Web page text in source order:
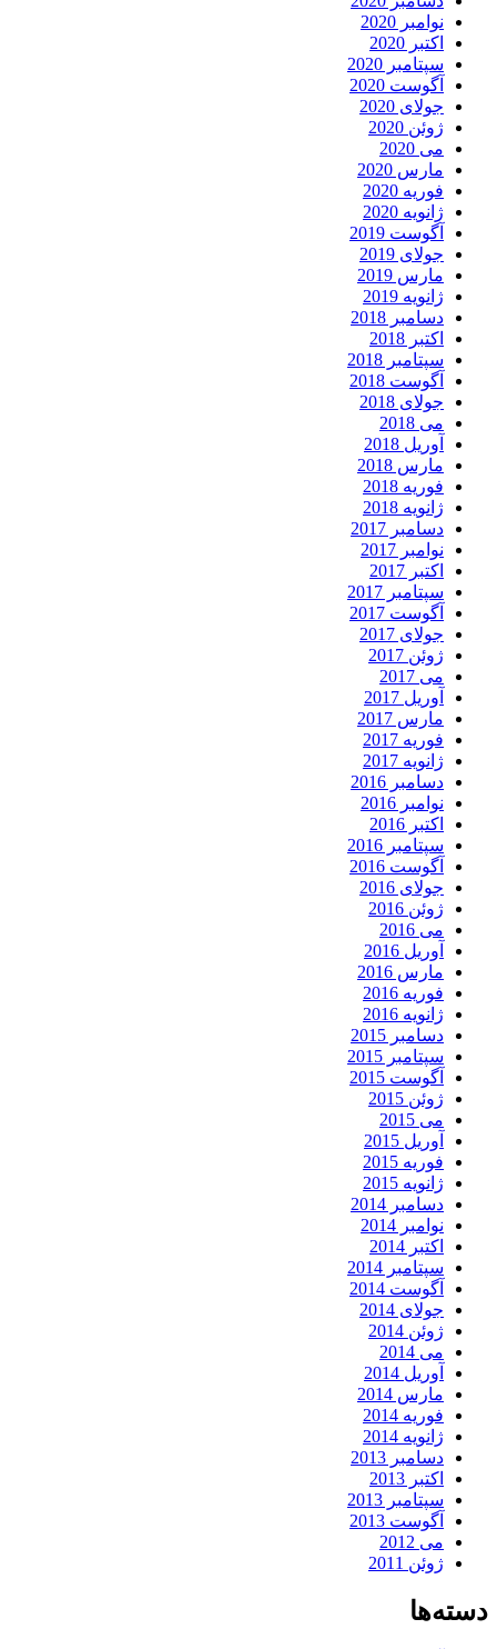
نوامبر 2020
اکتبر 2020
سپتامبر 2020
آگوست 2020
جولای 2020
ژوئن 2020
می 2020
مارس 2020
فوریه 2020
ژانویه 2020
آگوست 2019
جولای 2019
مارس 2019
ژانویه 2019
دسامبر 2018
اکتبر 2018
سپتامبر 2018
آگوست 2018
جولای 2018
می 2018
آوریل 2018
مارس 2018
فوریه 2018
ژانویه 2018
دسامبر 2017
نوامبر 2017
اکتبر 2017
سپتامبر 2017
آگوست 2017
جولای 2017
ژوئن 2017
می 2017
آوریل 2017
مارس 2017
فوریه 2017
ژانویه 2017
دسامبر 2016
نوامبر 2016
اکتبر 2016
سپتامبر 2016
آگوست 2016
جولای 2016
ژوئن 2016
می 2016
آوریل 2016
مارس 2016
فوریه 2016
ژانویه 2016
دسامبر 2015
سپتامبر 2015
آگوست 2015
ژوئن 2015
می 2015
آوریل 2015
فوریه 2015
ژانویه 2015
دسامبر 2014
نوامبر 2014
اکتبر 2014
سپتامبر 2014
آگوست 2014
جولای 2014
ژوئن 2014
می 2014
آوریل 2014
مارس 2014
فوریه 2014
ژانویه 2014
دسامبر 2013
اکتبر 2013
سپتامبر 2013
آگوست 2013
می 2012
ژوئن 2011
دسته‌ها